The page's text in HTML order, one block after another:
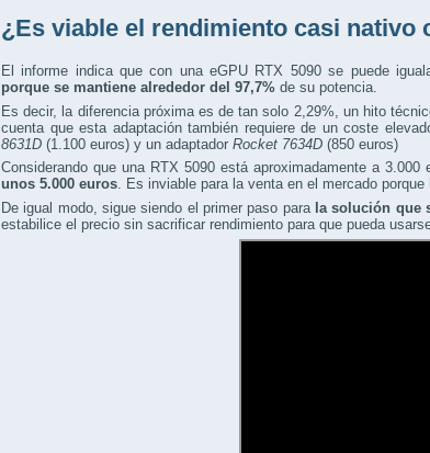
¿Es viable el rendimiento casi nativo
El informe indica que con una eGPU RTX 5090 se puede
porque se mantiene alrededor del 97,7% de su potencia.
Es decir, la diferencia próxima es de tan solo 2,29%, un hito
cuenta que esta adaptación también requiere de un coste
8631D (1.100 euros) y un adaptador Rocket 7634D (850 euros)
Considerando que una RTX 5090 está aproximadamente a
unos 5.000 euros. Es inviable para la venta en el mercado
De igual modo, sigue siendo el primer paso parala solución que
estabilice el precio sin sacrificar rendimiento para que pueda